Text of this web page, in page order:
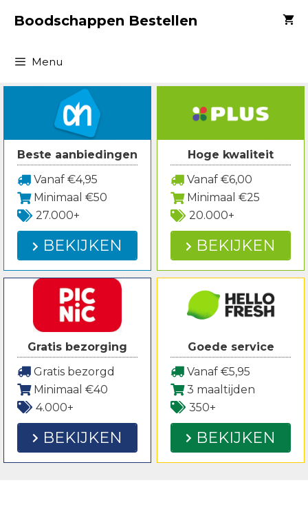
naarBoodschappen Bestellen
Menu
Beste aanbiedingen
Vanaf €4,95
Minimaal €50
27.000+
BEKIJKEN
Hoge kwaliteit
Vanaf €6,00
Minimaal €25
20.000+
BEKIJKEN
Gratis bezorging
Gratis bezorgd
Minimaal €40
4.000+
BEKIJKEN
Goede service
Vanaf €5,95
3 maaltijden
350+
BEKIJKEN